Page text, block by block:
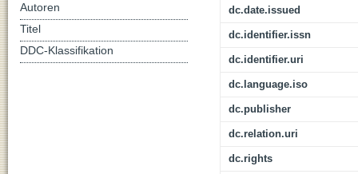
dc.date.issued
dc.identifier.issn
dc.identifier.uri
dc.language.iso
dc.publisher
dc.relation.uri
dc.rights
Autoren
Titel
DDC-Klassifikation